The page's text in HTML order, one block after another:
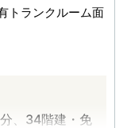
トランクルーム面
、34階建・免